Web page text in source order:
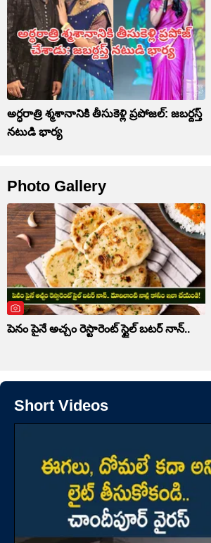
అర్ధరాత్రి శ్మశానానికి తీసుకెళ్లి ప్రపోజల్: జబర్దస్త్
నటుడి భార్య
Photo Gallery
పెనం పైనే అచ్చం రెస్టారెంట్ స్టైల్ బటర్ నాన్..
Short Videos